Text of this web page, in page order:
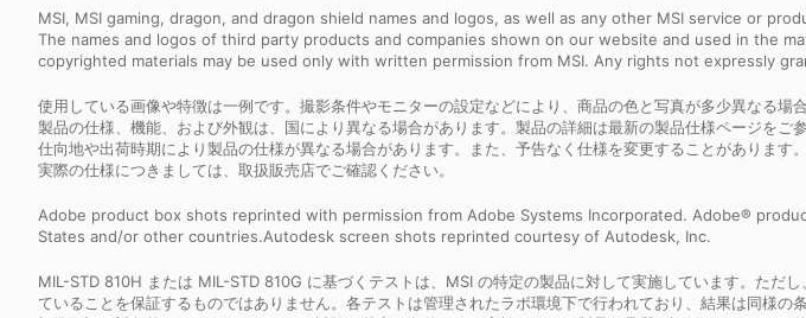
MSI, MSI gaming, dragon, and dragon shield names and logos, as well as any other MSI service or
The names and logos of third party products and companies shown on our website and used in the
copyrighted materials may be used only with written permission from MSI. Any rights not expressly
使用している画像や特徴は一例です。撮影条件やモニターの設定などにより、商品の色と写真が多少異なる場合
製品の仕様、機能、および外観は、国により異なる場合があります。製品の詳細は最新の製品仕様ページをご参
仕向地や出荷時期により製品の仕様が異なる場合があります。また、予告なく仕様を変更することがあります。
実際の仕様につきましては、取扱販売店でご確認ください。
Adobe product box shots reprinted with permission from Adobe Systems Incorporated. Adobe®
States and/or other countries.Autodesk screen shots reprinted courtesy of Autodesk, Inc.
MIL-STD 810H または MIL-STD 810G に基づくテストは、MSI の特定の製品に対して実施しています。ただ
ていることを保証するものではありません。各テストは管理されたラボ環境下で行われており、結果は同様